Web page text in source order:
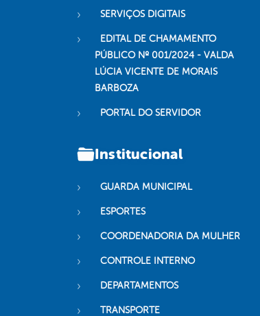
SERVIÇOS DIGITAIS
EDITAL DE CHAMAMENTO
PÚBLICO Nº 001/2024 - VALDA
LÚCIA VICENTE DE MORAIS
BARBOZA
PORTAL DO SERVIDOR
Institucional
GUARDA MUNICIPAL
ESPORTES
COORDENADORIA DA MULHER
CONTROLE INTERNO
DEPARTAMENTOS
TRANSPORTE